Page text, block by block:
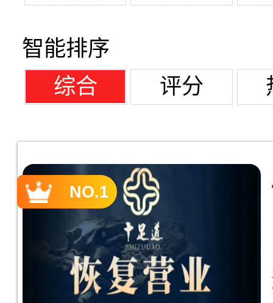
学院温江
校区
温江校区
校区
智能排序
综合
评分
NO.1